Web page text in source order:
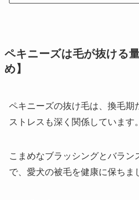
ペキニーズは毛が抜ける
め】
ペキニーズの抜け毛は、換毛期
ストレスも深く関係しています。
こまめなブラッシングとバラン
で、愛犬の被毛を健康に保ちま